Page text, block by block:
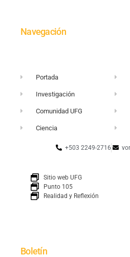
Navegación
Portada
Investigación
Comunidad UFG
Ciencia
+503 2249-2716
Sitio web UFG
Punto 105
Realidad y Reflexión
Boletín